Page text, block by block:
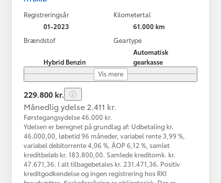
Registreringsår
01-2023
Kilometertal
61.000 km
Brændstof
Hybrid Benzin
Geartype
Automatisk
gearkasse
Vis mere
229.800 kr.
Månedlig ydelse 2.411 kr.
Førstegangsydelse 46.000 kr.
Ydelsen er beregnet på grundlag af: Udbetaling kr.
46.000,00, løbetid 96 måneder, variabel rente 3,99 %,
variabel debitorrente 4,06 %, ÅOP 6,12 %, samlet
kreditbeløb kr. 183.800,00. Samlede kreditomk. kr.
47.671,36. I alt tilbagebetales kr. 231.471,36. Positiv
kreditgodkendelse og ingen registrering hos RKI